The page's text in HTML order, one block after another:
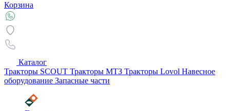
Корзина
Каталог
Тракторы SCOUT Тракторы МТЗ Тракторы Lovol Навесное
оборудование Запасные части